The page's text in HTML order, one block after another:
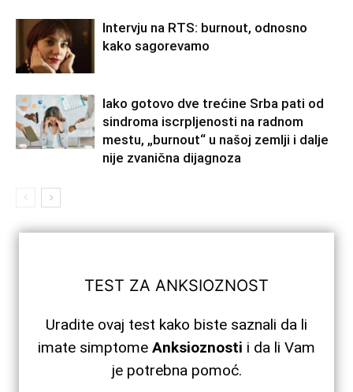
Intervju na RTS: burnout, odnosno
kako sagorevamo
Iako gotovo dve trećine Srba pati od
sindroma iscrpljenosti na radnom
mestu, „burnout“ u našoj zemlji i dalje
nije zvanična dijagnoza
TEST ZA ANKSIOZNOST
Uradite ovaj test kako biste saznali da li
imate simptome Anksioznosti i da li Vam
je potrebna pomoć.